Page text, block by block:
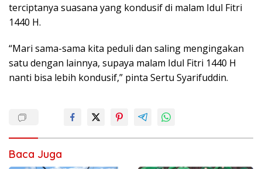
terciptanya suasana yang kondusif di malam Idul Fitri
1440 H.
“Mari sama-sama kita peduli dan saling mengingakan
satu dengan lainnya, supaya malam Idul Fitri 1440 H
nanti bisa lebih kondusif,” pinta Sertu Syarifuddin.
Baca Juga